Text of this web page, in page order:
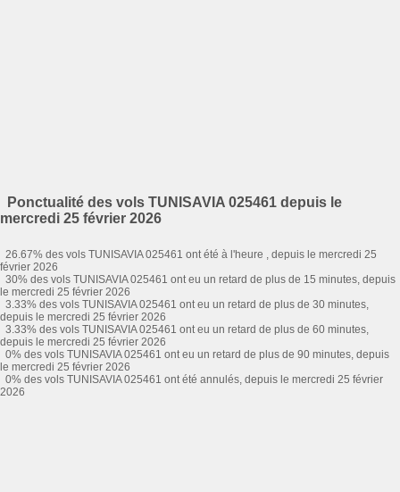
Ponctualité des vols TUNISAVIA 025461 depuis le
mercredi 25 février 2026
26.67% des vols TUNISAVIA 025461 ont été à l'heure , depuis le mercredi 25
février 2026
30% des vols TUNISAVIA 025461 ont eu un retard de plus de 15 minutes, depuis
le mercredi 25 février 2026
3.33% des vols TUNISAVIA 025461 ont eu un retard de plus de 30 minutes,
depuis le mercredi 25 février 2026
3.33% des vols TUNISAVIA 025461 ont eu un retard de plus de 60 minutes,
depuis le mercredi 25 février 2026
0% des vols TUNISAVIA 025461 ont eu un retard de plus de 90 minutes, depuis
le mercredi 25 février 2026
0% des vols TUNISAVIA 025461 ont été annulés, depuis le mercredi 25 février
2026